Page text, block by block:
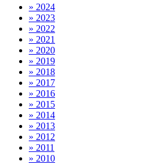
» 2024
» 2023
» 2022
» 2021
» 2020
» 2019
» 2018
» 2017
» 2016
» 2015
» 2014
» 2013
» 2012
» 2011
» 2010